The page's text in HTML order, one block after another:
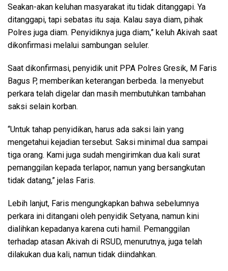
Seakan-akan keluhan masyarakat itu tidak ditanggapi. Ya
ditanggapi, tapi sebatas itu saja. Kalau saya diam, pihak
Polres juga diam. Penyidiknya juga diam,” keluh Akivah saat
dikonfirmasi melalui sambungan seluler.
Saat dikonfirmasi, penyidik unit PPA Polres Gresik, M Faris
Bagus P, memberikan keterangan berbeda. Ia menyebut
perkara telah digelar dan masih membutuhkan tambahan
saksi selain korban.
“Untuk tahap penyidikan, harus ada saksi lain yang
mengetahui kejadian tersebut. Saksi minimal dua sampai
tiga orang. Kami juga sudah mengirimkan dua kali surat
pemanggilan kepada terlapor, namun yang bersangkutan
tidak datang,” jelas Faris.
Lebih lanjut, Faris mengungkapkan bahwa sebelumnya
perkara ini ditangani oleh penyidik Setyana, namun kini
dialihkan kepadanya karena cuti hamil. Pemanggilan
terhadap atasan Akivah di RSUD, menurutnya, juga telah
dilakukan dua kali, namun tidak diindahkan.